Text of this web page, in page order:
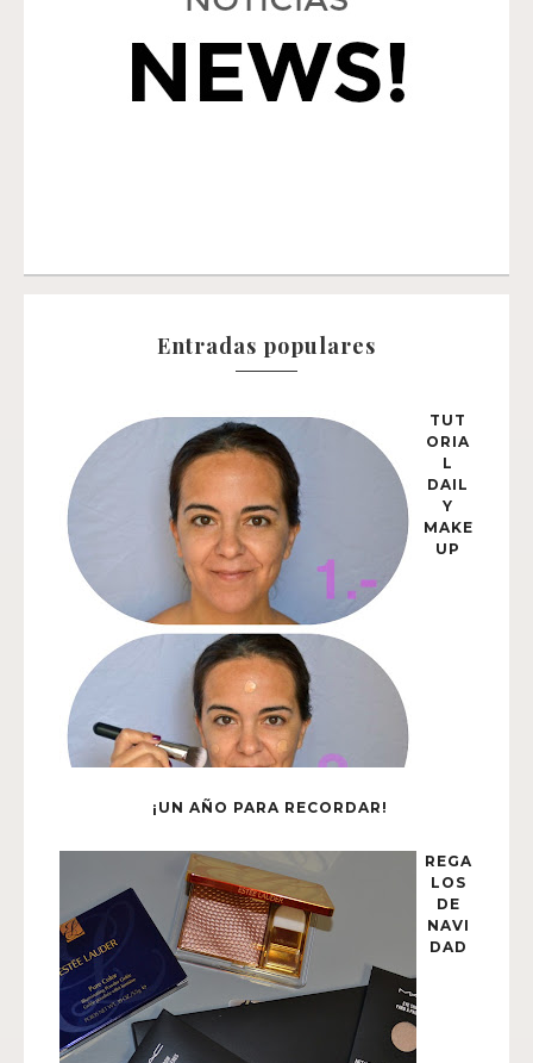
Entradas populares
TUT
ORIA
L
DAIL
Y
MAKE
UP
¡UN AÑO PARA RECORDAR!
REGA
LOS
DE
NAVI
DAD